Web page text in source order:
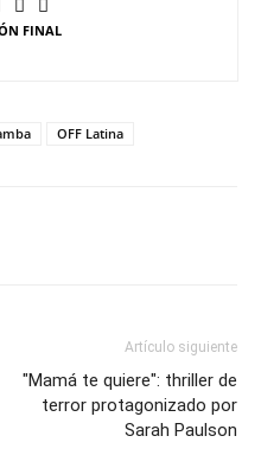
FINAL
OFF Latina
Artículo siguiente
"Mamá te quiere": thriller de
terror protagonizado por
Sarah Paulson